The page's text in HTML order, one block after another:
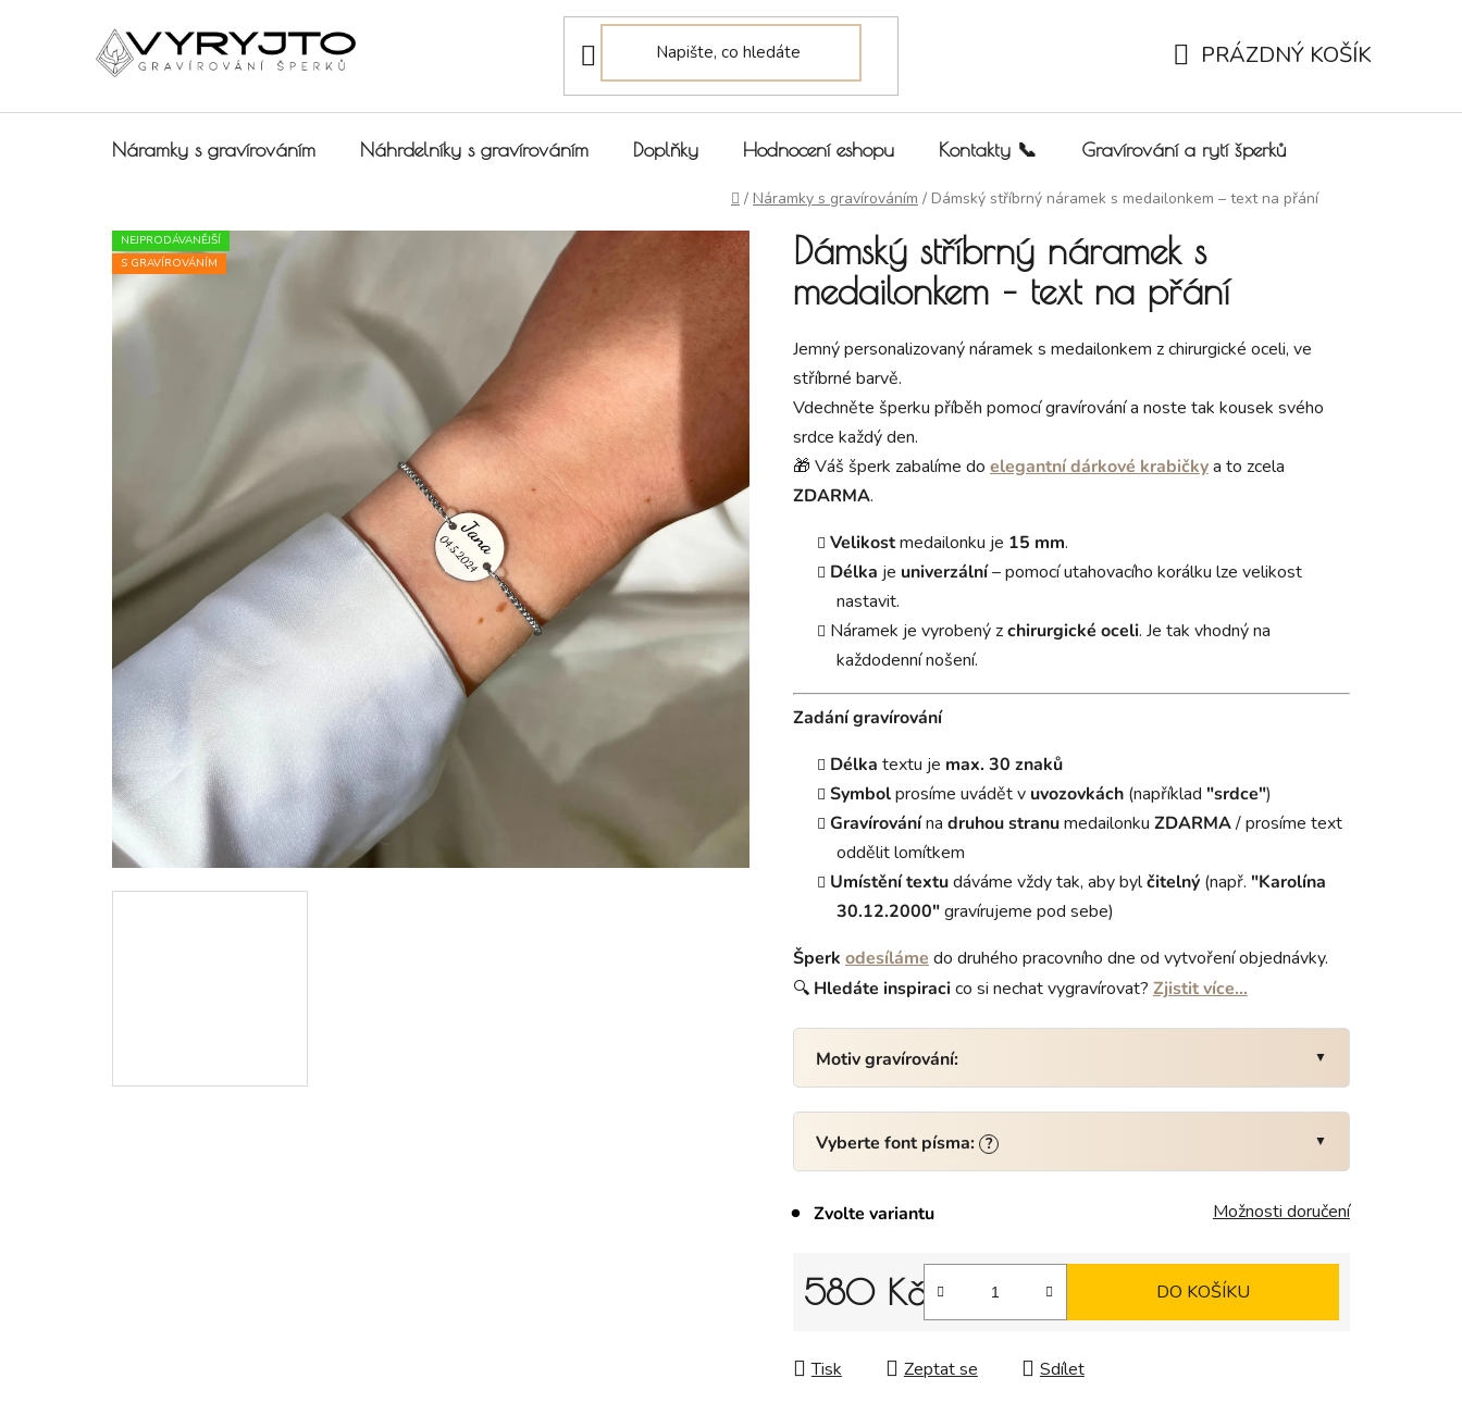
PRÁZDNÝ KOŠÍK
Náramky s gravírováním Náhrdelníky s gravírováním Doplňky Hodnocení eshopu Kontakty 📞 Gravírování a rytí šperků
Domů
/ Náramky s gravírováním / Dámský stříbrný náramek s medailonkem – text na přání
Dámský stříbrný náramek s
medailonkem – text na přání
Jemný personalizovaný náramek s medailonkem z chirurgické oceli, ve
stříbrné barvě.
Vdechněte šperku příběh pomocí gravírování a noste tak kousek svého
srdce každý den.
🎁 Váš šperk zabalíme do elegantní dárkové krabičkya to zcela
ZDARMA.
Velikostmedailonku je 15 mm.
Délka je univerzální– pomocí utahovacího korálku lze velikost
nastavit.
Náramek je vyrobený zchirurgické oceli. Je tak vhodný na
každodenní nošení.
Zadání gravírování
Délka textu je max. 30 znaků
Symbolprosíme uvádět v uvozovkách (například "srdce")
Gravírovánína druhou stranumedailonku ZDARMA/ prosíme text
oddělit lomítkem
Umístění textudáváme vždy tak, aby bylčitelný (např. "Karolína
30.12.2000"gravírujeme pod sebe)
Šperk odesíláme do druhého pracovního dne od vytvoření objednávky.
🔍 Hledáte inspiracico si nechat vygravírovat? Zjistit více…
Motiv gravírování:
Vyberte font písma: ?
Zvolte variantu Možnosti doručení
580 Kč DO KOŠÍKU
Tisk Zeptat se Sdílet
NEJPRODÁVANĚJŠÍ
S GRAVÍROVÁNÍM